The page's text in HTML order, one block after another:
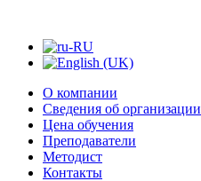
О компании
Сведения об организации
Цена обучения
Преподаватели
Методист
Контакты